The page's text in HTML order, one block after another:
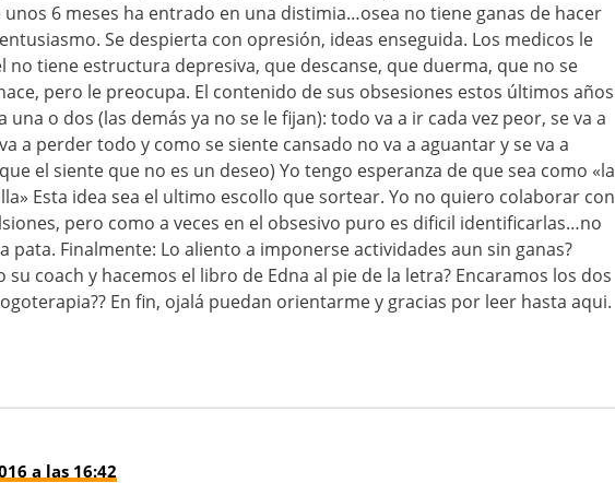
unos 6 meses ha entrado en una distimia…osea no tiene ganas de hacer
Se despierta con opresión, ideas enseguida. Los medicos le
no tiene estructura depresiva, que descanse, que duerma, que no se
pero le preocupa. El contenido de sus obsesiones estos últimos años
una o dos (las demás ya no se le fijan): todo va a ir cada vez peor, se va a
a perder todo y como se siente cansado no va a aguantar y se va a
el siente que no es un deseo) Yo tengo esperanza de que sea como «la
Esta idea sea el ultimo escollo que sortear. Yo no quiero colaborar con
pero como a veces en el obsesivo puro es dificil identificarlas…no
pata. Finalmente: Lo aliento a imponerse actividades aun sin ganas?
su coach y hacemos el libro de Edna al pie de la letra? Encaramos los dos
En fin, ojalá puedan orientarme y gracias por leer hasta aqui.
a las 16:42